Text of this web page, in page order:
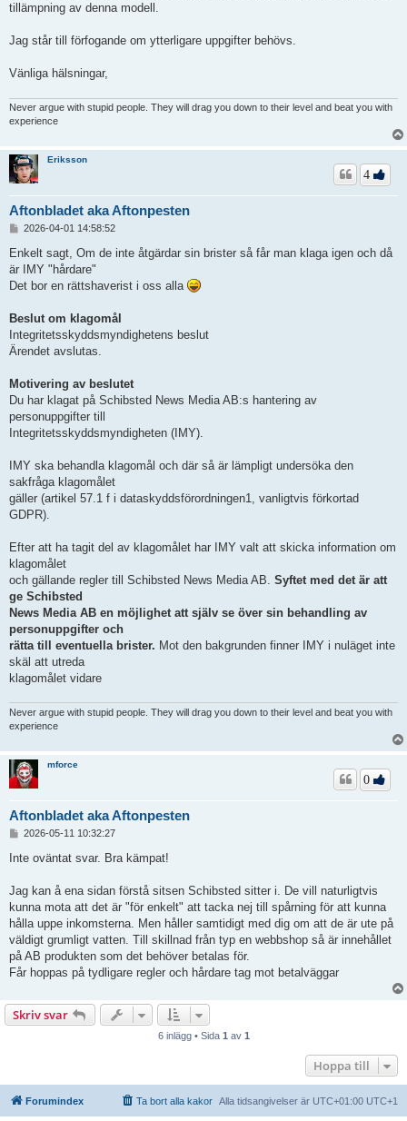
tillämpning av denna modell.
Jag står till förfogande om ytterligare uppgifter behövs.
Vänliga hälsningar,
Never argue with stupid people. They will drag you down to their level and beat you with
experience
Eriksson
Aftonbladet aka Aftonpesten
4
l
ä
g
g
2026-04-01 14:58:52
Enkelt sagt, Om de inte åtgärdar sin brister så får man klaga igen och då
är IMY "hårdare"
Det bor en rättshaverist i oss alla
Beslut om klagomål
Integritetsskyddsmyndighetens beslut
Ärendet avslutas.
Motivering av beslutet
Du har klagat på Schibsted News Media AB:s hantering av
personuppgifter till
Integritetsskyddsmyndigheten (IMY).
IMY ska behandla klagomål och där så är lämpligt undersöka den
sakfråga klagomålet
gäller (artikel 57.1 f i dataskyddsförordningen1, vanligtvis förkortad
GDPR).
Efter att ha tagit del av klagomålet har IMY valt att skicka information om
klagomålet
och gällande regler till Schibsted News Media AB. Syftet med det är att
ge Schibsted
News Media AB en möjlighet att själv se över sin behandling av
personuppgifter och
rätta till eventuella brister. Mot den bakgrunden finner IMY i nuläget inte
skäl att utreda
klagomålet vidare
Never argue with stupid people. They will drag you down to their level and beat you with
experience
mforce
Aftonbladet aka Aftonpesten
0
l
g
2026-05-11 10:32:27
Inte oväntat svar. Bra kämpat!
Jag kan å ena sidan förstå sitsen Schibsted sitter i. De vill naturligtvis
kunna mota att det är "för enkelt" att tacka nej till spårning för att kunna
hålla uppe inkomsterna. Men håller samtidigt med dig om att de är ute på
väldigt grumligt vatten. Till skillnad från typ en webbshop så är innehållet
på AB produkten som det behöver betalas för.
Får hoppas på tydligare regler och hårdare tag mot betalväggar
Skriv svar
6 inlägg • Sida 1 av 1
Hoppa till
Forumindex Alla tidsangivelser är UTC+01:00 UTC+1
Ta bort alla kakor